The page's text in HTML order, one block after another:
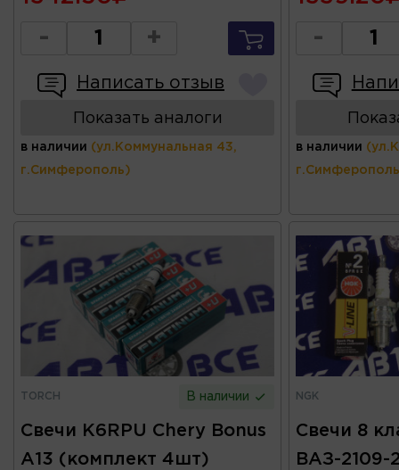
- +
Написать отзыв
Показать аналоги
в наличии (ул.Коммунальная 43,
г.Симферополь)
-
в наличии
TORCH В наличии
Свечи K6RPU Chery Bonus
A13 (комплект 4шт)
NGK
Свечи 8
ВАЗ-2109-